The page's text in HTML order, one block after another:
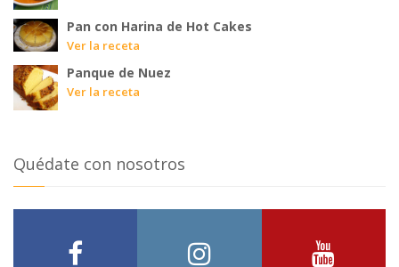
Pan con Harina de Hot Cakes
Ver la receta
Panque de Nuez
Ver la receta
Quédate con nosotros